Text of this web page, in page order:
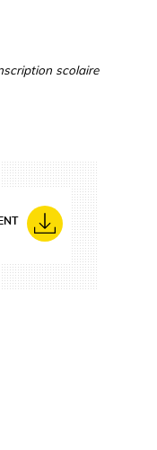
scolaire